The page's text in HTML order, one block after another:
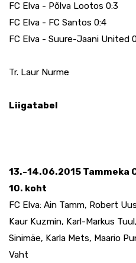
FC Elva - Põlva Lootos 0:3
FC Elva - FC Santos 0:4
FC Elva - Suure-Jaani United
Tr. Laur Nurme
Liigatabel
13.-14.06.2015 Tammeka
10. koht
FC Elva: Ain Tamm, Robert
Kaur Kuzmin, Karl-Markus
Sinimäe, Karla Mets, Maario
Vaht